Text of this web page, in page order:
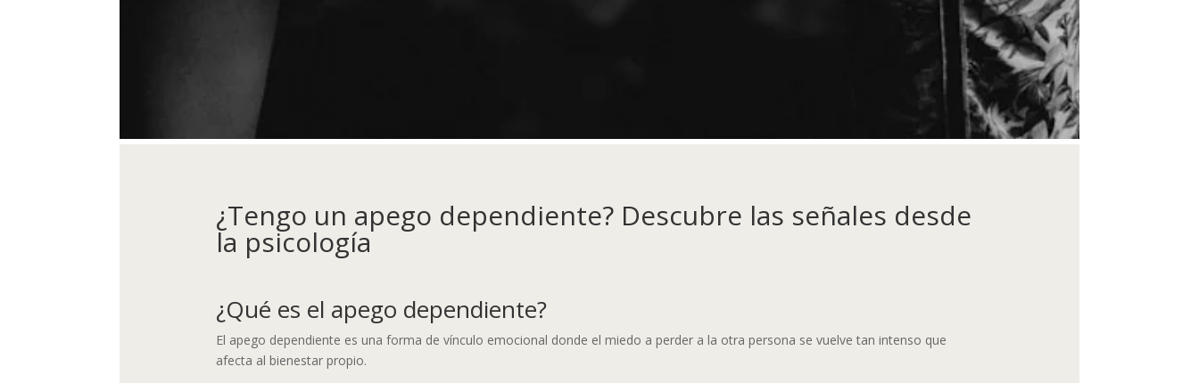
¿Tengo un apego dependiente? Descubre las señales desde
la psicología
¿Qué es el apego dependiente?
El apego dependiente es una forma de vínculo emocional donde el miedo a perder a la otra persona se vuelve tan intenso que
afecta al bienestar propio.